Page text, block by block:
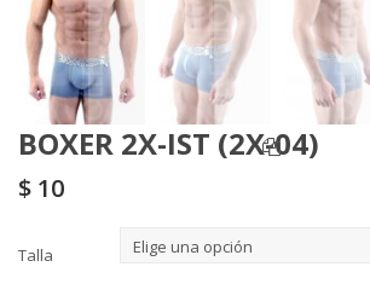
BOXER 2X-IST (2X-04)
$ 10
Talla